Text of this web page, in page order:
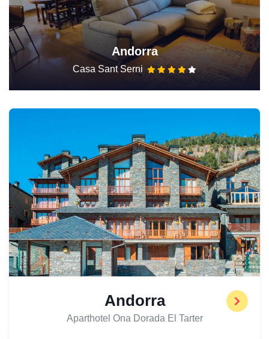
Andorra
Casa Sant Serni
Andorra
Aparthotel Ona Dorada El Tarter